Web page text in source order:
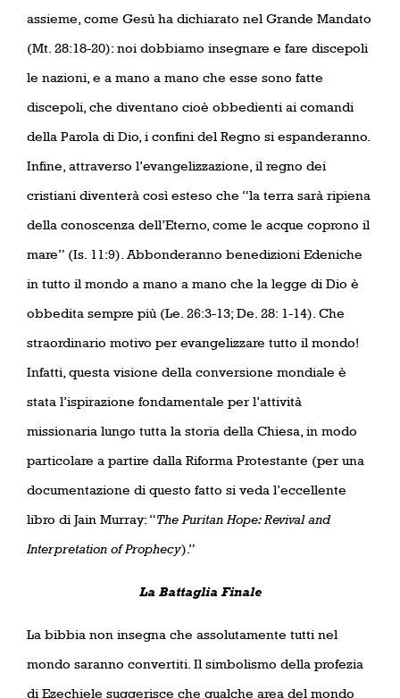
assieme, come Gesù ha dichiarato nel Grande Mandato
(Mt. 28:18-20): noi dobbiamo insegnare e fare discepoli
le nazioni, e a mano a mano che esse sono fatte
discepoli, che diventano cioè obbedienti ai comandi
della Parola di Dio, i confini del Regno si espanderanno.
Infine, attraverso l’evangelizzazione, il regno dei
cristiani diventerà così esteso che “la terra sarà ripiena
della conoscenza dell’Eterno, come le acque coprono il
mare” (Is. 11:9). Abbonderanno benedizioni Edeniche
in tutto il mondo a mano a mano che la legge di Dio è
obbedita sempre più (Le. 26:3-13; De. 28: 1-14). Che
straordinario motivo per evangelizzare tutto il mondo!
Infatti, questa visione della conversione mondiale è
stata l’ispirazione fondamentale per l’attività
missionaria lungo tutta la storia della Chiesa, in modo
particolare a partire dalla Riforma Protestante (per una
documentazione di questo fatto si veda l’eccellente
libro di Jain Murray: “The Puritan Hope: Revival and
Interpretation of Prophecy).”
La Battaglia Finale
La bibbia non insegna che assolutamente tutti nel
mondo saranno convertiti. Il simbolismo della profezia
di Ezechiele suggerisce che qualche area del mondo